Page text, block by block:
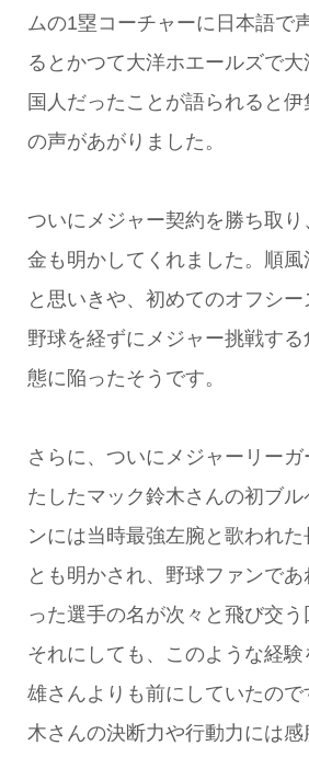
ムの1塁コーチャーに日本語で
るとかつて大洋ホエールズで
国人だったことが語られると
の声があがりました。
ついにメジャー契約を勝ち取
金も明かしてくれました。順
と思いきや、初めてのオフシ
野球を経ずにメジャー挑戦す
態に陥ったそうです。
さらに、ついにメジャーリー
たしたマック鈴木さんの初ブ
ンには当時最強左腕と歌われた
とも明かされ、野球ファンで
った選手の名が次々と飛び交う
それにしても、このような経
雄さんよりも前にしていたの
木さんの決断力や行動力には感